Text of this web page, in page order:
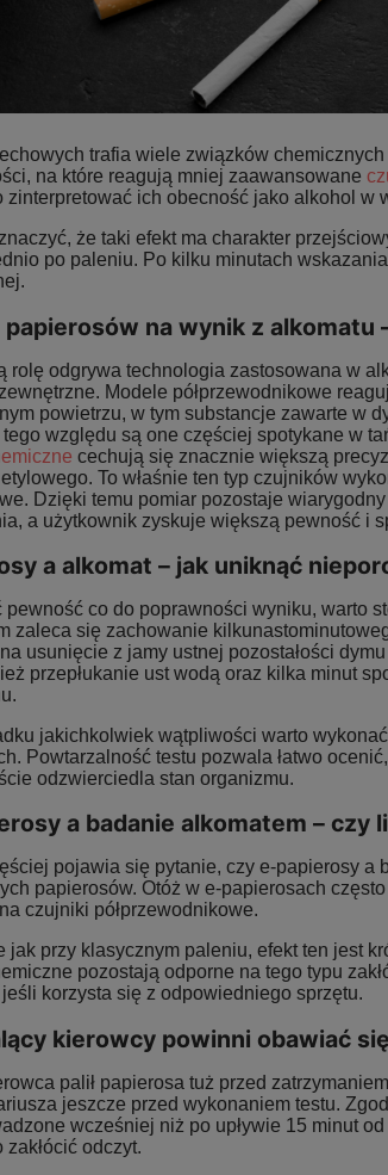
ustnika AlcoDigital ONE 2 lata
okresowe kalibracje gratis
1 349,00 zł
cena:1 349,00 zł
DO KOSZYKA
Alkomat
Najniższa
trafia wiele związków
na które reagują mniej zaawansowane
zinterpretować ich obecność jako alkohol w
że taki efekt ma charakter
po paleniu. Po kilku minutach
papierosów na wynik z alkomatu
rolę odgrywa technologia zastosowana w
Modele półprzewodnikowe
powietrzu, w tym substancje zawarte w
względu są one częściej spotykane w
cechują się znacznie większą
To właśnie ten typ czujników
Dzięki temu pomiar pozostaje
a użytkownik zyskuje większą pewność i
a alkomat – jak uniknąć
pewność co do poprawności wyniku, warto
zaleca się zachowanie
usunięcie z jamy ustnej pozostałości
przepłukanie ust wodą oraz kilka minut
jakichkolwiek wątpliwości warto
Powtarzalność testu pozwala łatwo
odzwierciedla stan organizmu.
a badanie alkomatem – czy
pojawia się pytanie, czy e-papierosy a
papierosów. Otóż w e-papierosach
czujniki półprzewodnikowe.
jak przy klasycznym paleniu, efekt ten jest
pozostają odporne na tego typu
korzysta się z odpowiedniego sprzętu.
kierowcy powinni obawiać
palił papierosa tuż przed
jeszcze przed wykonaniem testu.
wcześniej niż po upływie 15 minut
odczyt.